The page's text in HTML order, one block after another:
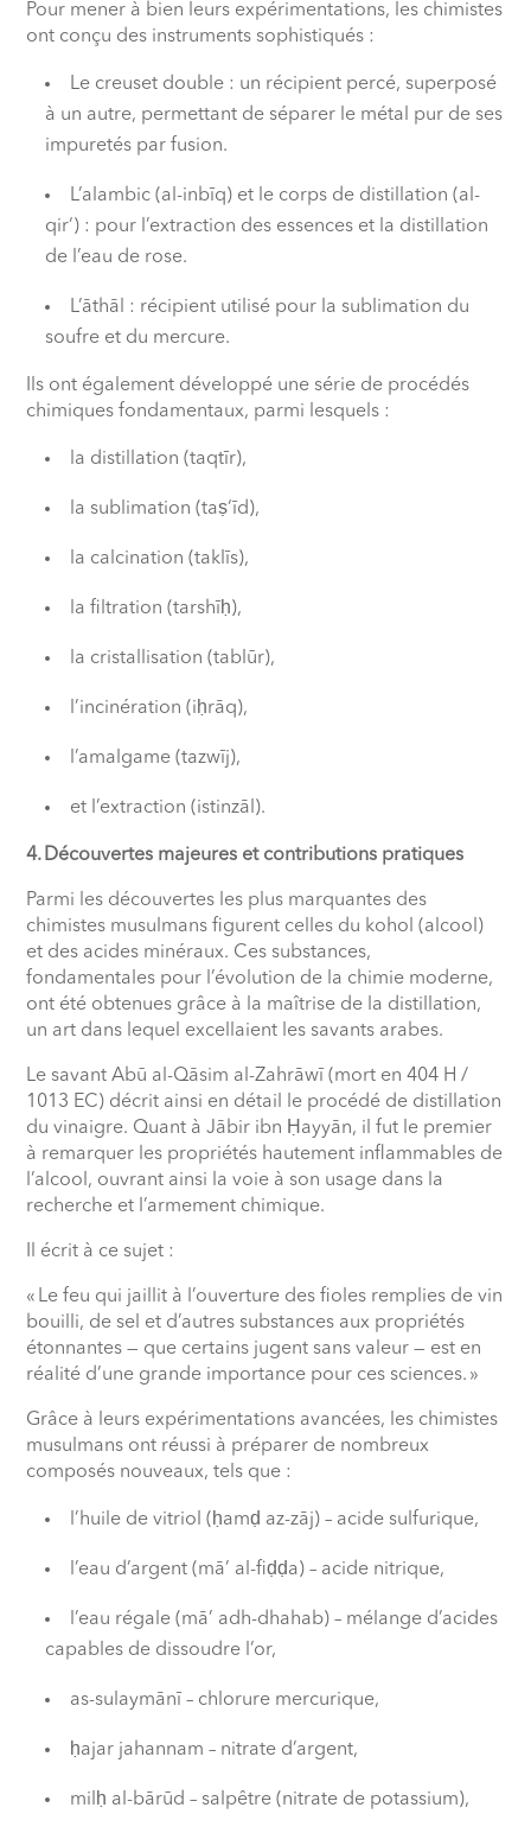
Pour mener à bien leurs expérimentations, les chimistes
ont conçu des instruments sophistiqués :
Le creuset double : un récipient percé, superposé
à un autre, permettant de séparer le métal pur de ses
impuretés par fusion.
L’alambic (al-inbīq) et le corps de distillation (al-
qir‘) : pour l’extraction des essences et la distillation
de l’eau de rose.
L’āthāl : récipient utilisé pour la sublimation du
soufre et du mercure.
Ils ont également développé une série de procédés
chimiques fondamentaux, parmi lesquels :
la distillation (taqtīr),
la sublimation (taṣ‘īd),
la calcination (taklīs),
la filtration (tarshīḥ),
la cristallisation (tablūr),
l’incinération (iḥrāq),
l’amalgame (tazwīj),
et l’extraction (istinzāl).
4. Découvertes majeures et contributions pratiques
Parmi les découvertes les plus marquantes des
chimistes musulmans figurent celles du kohol (alcool)
et des acides minéraux. Ces substances,
fondamentales pour l’évolution de la chimie moderne,
ont été obtenues grâce à la maîtrise de la distillation,
un art dans lequel excellaient les savants arabes.
Le savant Abū al-Qāsim al-Zahrāwī (mort en 404 H /
1013 EC) décrit ainsi en détail le procédé de distillation
du vinaigre. Quant à Jābir ibn Ḥayyān, il fut le premier
à remarquer les propriétés hautement inflammables de
l’alcool, ouvrant ainsi la voie à son usage dans la
recherche et l’armement chimique.
Il écrit à ce sujet :
« Le feu qui jaillit à l’ouverture des fioles remplies de vin
bouilli, de sel et d’autres substances aux propriétés
étonnantes — que certains jugent sans valeur — est en
réalité d’une grande importance pour ces sciences. »
Grâce à leurs expérimentations avancées, les chimistes
musulmans ont réussi à préparer de nombreux
composés nouveaux, tels que :
l’huile de vitriol (ḥamḍ az-zāj) – acide sulfurique,
l’eau d’argent (mā’ al-fiḍḍa) – acide nitrique,
l’eau régale (mā’ adh-dhahab) – mélange d’acides
capables de dissoudre l’or,
as-sulaymānī – chlorure mercurique,
ḥajar jahannam – nitrate d’argent,
milḥ al-bārūd – salpêtre (nitrate de potassium),